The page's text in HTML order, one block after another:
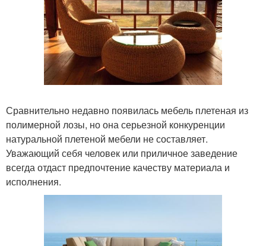
Сравнительно недавно появилась мебель плетеная из
полимерной лозы, но она серьезной конкуренции
натуральной плетеной мебели не составляет.
Уважающий себя человек или приличное заведение
всегда отдаст предпочтение качеству материала и
исполнения.